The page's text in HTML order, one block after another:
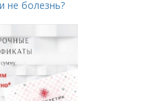
не болезнь?